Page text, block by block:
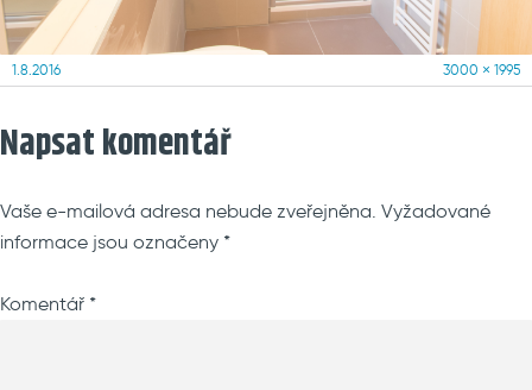
Posted
1.8.2016
Full
3000 × 1995
Napsat komentář
Vaše e-mailová adresa nebude zveřejněna. Vyžadované
informace jsou označeny *
Komentář *